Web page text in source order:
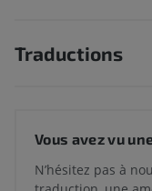
Traductions
Vous avez vu
N’hésitez pas à